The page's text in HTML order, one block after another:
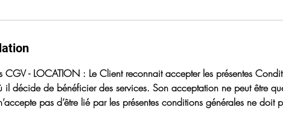
- LOCATION : Le Client reconnait accepter les présentes
il décide de bénéficier des services. Son acceptation ne peut être
pas d’être lié par les présentes conditions générales ne doit